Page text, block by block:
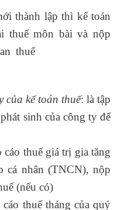
thành lập thì kế toán
thuế môn bài và nộp
thuế
của kế toán thuế: là tập
sinh của công ty để
cáo thuế giá trị gia tăng
cá nhân (TNCN), nộp
(nếu có)
thuế tháng của quý